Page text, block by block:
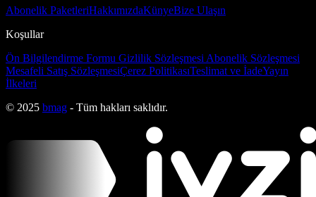
Abonelik PaketleriHakkımızdaKünyeBize Ulaşın
Koşullar
Ön Bilgilendirme Formu Gizlilik Sözleşmesi Abonelik Sözleşmesi
Mesafeli Satış SözleşmesiÇerez PolitikasıTeslimat ve İadeYayın
İlkeleri
© 2025 bmag - Tüm hakları saklıdır.